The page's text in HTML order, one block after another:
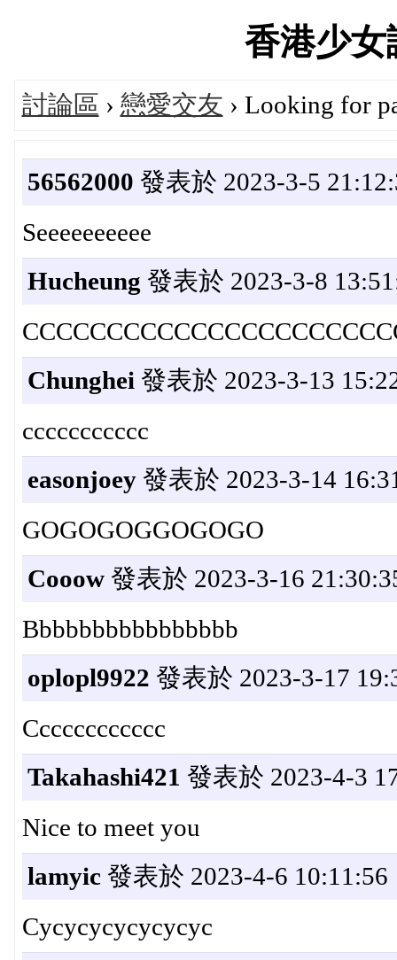
香港少
討論區 › 戀愛交友 › Looking for
56562000 發表於 2023-3-5
Seeeeeeeeee
Hucheung 發表於 2023-3-8
Chunghei 發表於 2023-3-13
ccccccccccc
easonjoey發表於 2023-3-14
GOGOGOGGOGOGO
Cooow發表於 2023-3-16
Bbbbbbbbbbbbbbbb
oplopl9922 發表於 2023-3-17
Cccccccccccc
Takahashi421 發表於 2023-4-3
Nice to meet you
lamyic發表於 2023-4-6 10:11:56
Cycycycycycycyc